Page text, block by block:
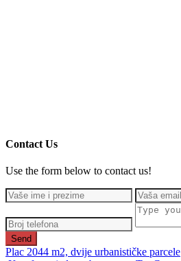
Contact Us
Use the form below to contact us!
Send
Plac 2044 m2, dvije urbanističke parcele